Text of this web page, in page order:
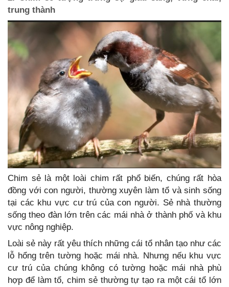
trung thành
Chim sẻ là một loài chim rất phổ biến, chúng rất hòa
đồng với con người, thường xuyên làm tổ và sinh sống
tại các khu vực cư trú của con người. Sẻ nhà thường
sống theo đàn lớn trên các mái nhà ở thành phố và khu
vực nông nghiệp.
Loài sẻ này rất yêu thích những cái tổ nhân tạo như các
lỗ hổng trên tường hoặc mái nhà. Nhưng nếu khu vực
cư trú của chúng không có tường hoặc mái nhà phù
hợp để làm tổ, chim sẻ thường tự tạo ra một cái tổ lớn